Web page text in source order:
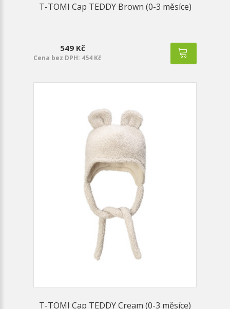
T-TOMI Cap TEDDY Brown (0-3 měsíce)
549 Kč
Cena bez DPH: 454 Kč
T-TOMI Cap TEDDY Cream (0-3 měsíce)